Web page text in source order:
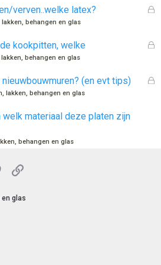
n
G
n
verven..welke latex?
lakken, behangen en glas
G
kookpitten, welke
lakken, behangen en glas
G
(en evt tips)
lakken, behangen en glas
welk materiaal deze platen zijn
behangen en glas
Pinterest
Link
en glas